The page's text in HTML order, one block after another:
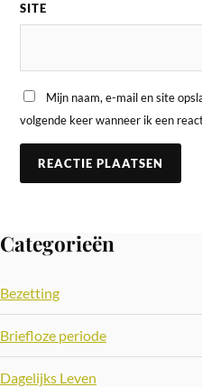
SITE
Mijn naam, e-mail en site
volgende keer wanneer ik een
Categorieën
Bezetting
Briefloze periode
Dagelijks Leven